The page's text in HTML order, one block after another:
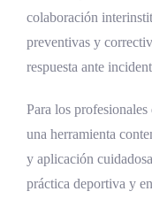
colaboración
preventivas y
respuesta ante
Para los
una herramienta
y aplicación
práctica deportiva y